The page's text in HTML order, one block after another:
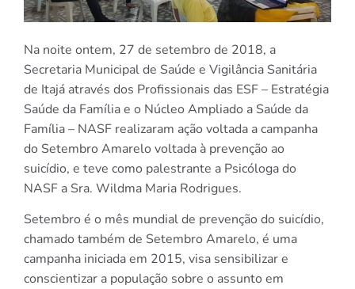
Na noite ontem, 27 de setembro de 2018, a
Secretaria Municipal de Saúde e Vigilância Sanitária
de Itajá através dos Profissionais das ESF – Estratégia
Saúde da Família e o Núcleo Ampliado a Saúde da
Família – NASF realizaram ação voltada a campanha
do Setembro Amarelo voltada à prevenção ao
suicídio, e teve como palestrante a Psicóloga do
NASF a Sra. Wildma Maria Rodrigues.
Setembro é o mês mundial de prevenção do suicídio,
chamado também de Setembro Amarelo, é uma
campanha iniciada em 2015, visa sensibilizar e
conscientizar a população sobre o assunto em